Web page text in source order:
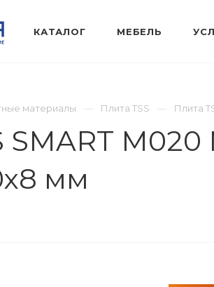
КАТАЛОГ МЕБЕЛЬ
материалы Плита TSS Плита
SMART
мм